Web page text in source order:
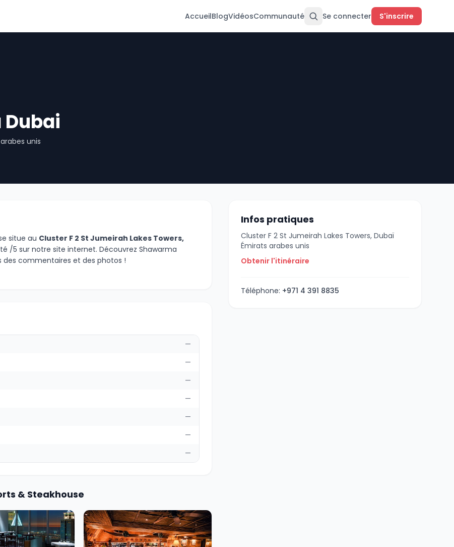
AccueilBlogVidéosCommunauté Se connecter S'inscrire
unis
situe au Cluster F 2 St Jumeirah Lakes Towers,
/5 sur notre site internet. Découvrez Shawarma
des commentaires et des photos !
—
—
—
—
—
—
—
& Steakhouse
Infos pratiques
Cluster F 2 St Jumeirah Lakes Towers, Dubaï
Émirats arabes unis
Obtenir l'itinéraire
Téléphone: +971 4 391 8835